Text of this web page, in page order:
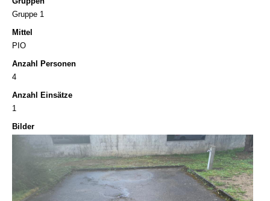
Gruppe 1
Mittel
PIO
Anzahl Personen
4
Anzahl Einsätze
1
Bilder